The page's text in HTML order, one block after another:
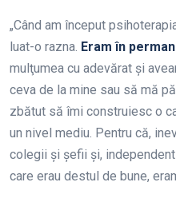
„Când am început
luat-o razna. Eram în
mulţumea cu adevărat şi
ceva de la mine sau să mă
zbătut să îmi construiesc o
un nivel mediu. Pentru că,
colegii şi şefii şi,
care erau destul de bune,